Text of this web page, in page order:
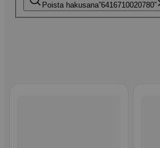
Poista hakusana 6416710020780